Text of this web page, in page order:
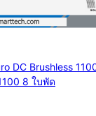
DC Brushless
8 ใบพัด